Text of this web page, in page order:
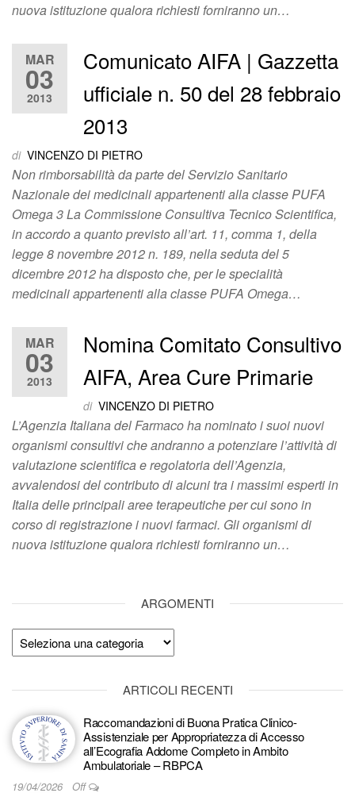
nuova istituzione qualora richiesti forniranno un…
MAR
03
2013
Comunicato AIFA | Gazzetta
ufficiale n. 50 del 28 febbraio
2013
di VINCENZO DI PIETRO
Non rimborsabilità da parte del Servizio Sanitario
Nazionale dei medicinali appartenenti alla classe PUFA
Omega 3 La Commissione Consultiva Tecnico Scientifica,
in accordo a quanto previsto all’art. 11, comma 1, della
legge 8 novembre 2012 n. 189, nella seduta del 5
dicembre 2012 ha disposto che, per le specialità
medicinali appartenenti alla classe PUFA Omega…
MAR
03
2013
Nomina Comitato Consultivo
AIFA, Area Cure Primarie
di VINCENZO DI PIETRO
L’Agenzia Italiana del Farmaco ha nominato i suoi nuovi
organismi consultivi che andranno a potenziare l’attività di
valutazione scientifica e regolatoria dell’Agenzia,
avvalendosi del contributo di alcuni tra i massimi esperti in
Italia delle principali aree terapeutiche per cui sono in
corso di registrazione i nuovi farmaci. Gli organismi di
nuova istituzione qualora richiesti forniranno un…
ARGOMENTI
Argomenti
ARTICOLI RECENTI
Raccomandazioni di Buona Pratica Clinico-
Assistenziale per Appropriatezza di Accesso
all’Ecografia Addome Completo in Ambito
Ambulatoriale – RBPCA
19/04/2026 Off